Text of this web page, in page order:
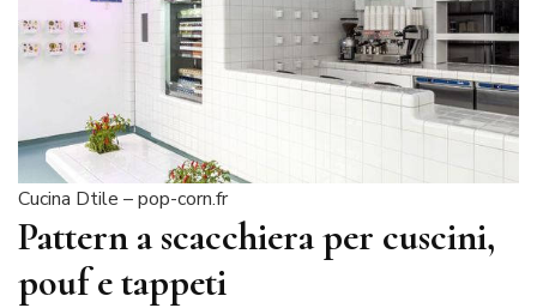
Cucina Dtile – pop-corn.fr
Pattern a scacchiera per cuscini,
pouf e tappeti